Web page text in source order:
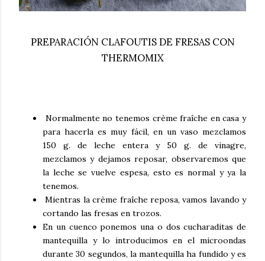
PREPARACIÓN CLAFOUTIS DE FRESAS CON
THERMOMIX
Normalmente no tenemos crème fraîche en casa y
para hacerla es muy fácil, en un vaso mezclamos
150 g. de leche entera y 50 g. de vinagre,
mezclamos y dejamos reposar, observaremos que
la leche se vuelve espesa, esto es normal y ya la
tenemos.
Mientras la crème fraîche reposa, vamos lavando y
cortando las fresas en trozos.
En un cuenco ponemos una o dos cucharaditas de
mantequilla y lo introducimos en el microondas
durante 30 segundos, la mantequilla ha fundido y es